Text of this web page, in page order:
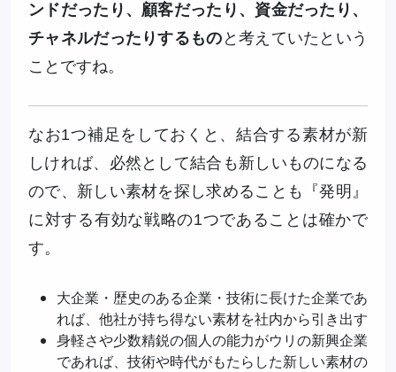
ンドだったり、顧客だったり、資金だったり、
チャネルだったりするもの と考えていたという
ことですね。
なお1つ補足をしておくと、結合する素材が新
しければ、必然として結合も新しいものになる
ので、新しい素材を探し求めることも『発明』
に対する有効な戦略の1つであることは確かで
す。
大企業・歴史のある企業・技術に長けた企業であ
れば、他社が持ち得ない素材を社内から引き出す
身軽さや少数精鋭の個人の能力がウリの新興企業
であれば、技術や時代がもたらした新しい素材の